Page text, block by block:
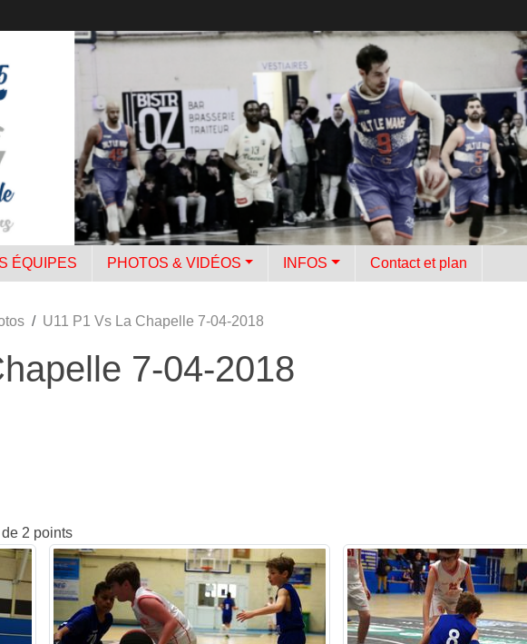
ÉQUIPES PHOTOS & VIDÉOS INFOS Contact et plan
U11 P1 Vs La Chapelle 7-04-2018
7-04-2018
2 points